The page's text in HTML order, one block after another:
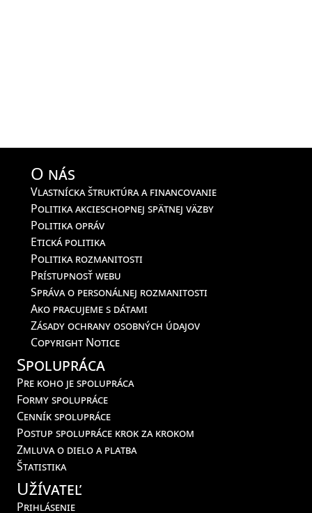
O nás
Vlastnícka štruktúra a financovanie
Politika akcieschopnej spätnej väzby
Politika opráv
Etická politika
Politika rozmanitosti
Prístupnosť webu
Správa o personálnej rozmanitosti
Ako pracujeme s dátami
Zásady ochrany osobných údajov
Copyright Notice
Spolupráca
Pre koho je spolupráca
Formy spolupráce
Cenník spolupráce
Postup spolupráce krok za krokom
Zmluva o dielo a platba
Štatistika
Užívateľ
Prihlásenie